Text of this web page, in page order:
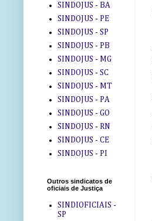
SINDOJUS - BA
SINDOJUS - PE
SINDOJUS - SP
SINDOJUS - PB
SINDOJUS - MG
SINDOJUS - SC
SINDOJUS - MT
SINDOJUS - PA
SINDOJUS - GO
SINDOJUS - RN
SINDOJUS - CE
SINDOJUS - PI
Outros sindicatos de
oficiais de Justiça
SINDIOFICIAIS -
SP